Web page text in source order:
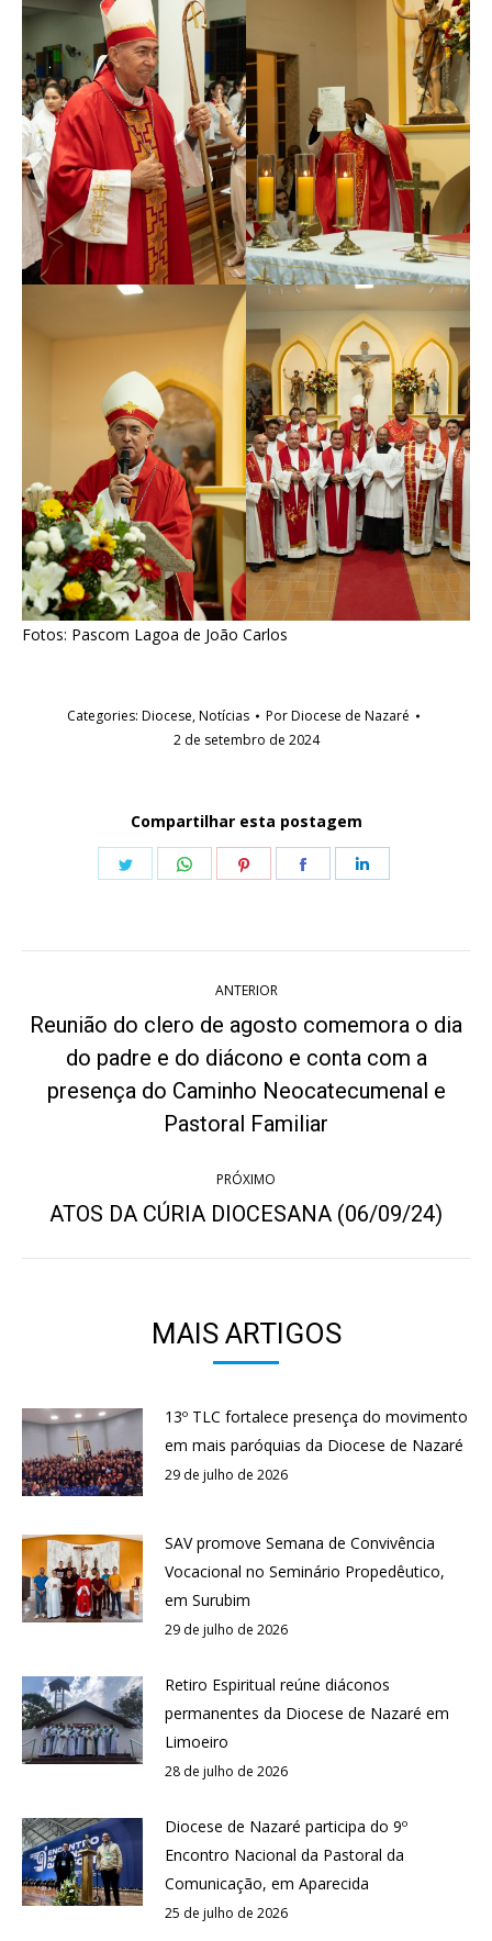
Fotos: Pascom Lagoa de João Carlos
Categories: Diocese,Notícias PorDiocese de Nazaré
2 de setembro de 2024
Compartilhar esta postagem
Share
Share
Share
Share
de
post:
ANTERIOR
Post
anterior:
Reunião do clero de agosto comemora o dia
do padre e do diácono e conta com a
presença do Caminho Neocatecumenal e
Pastoral Familiar
PRÓXIMO
Próximo
ATOS DA CÚRIA DIOCESANA (06/09/24)
MAIS ARTIGOS
13º TLC fortalece presença do movimento
em mais paróquias da Diocese de Nazaré
29 de julho de 2026
SAV promove Semana de Convivência
Vocacional no Seminário Propedêutico,
em Surubim
29 de julho de 2026
Retiro Espiritual reúne diáconos
permanentes da Diocese de Nazaré em
Limoeiro
28 de julho de 2026
Diocese de Nazaré participa do 9º
Encontro Nacional da Pastoral da
Comunicação, em Aparecida
25 de julho de 2026